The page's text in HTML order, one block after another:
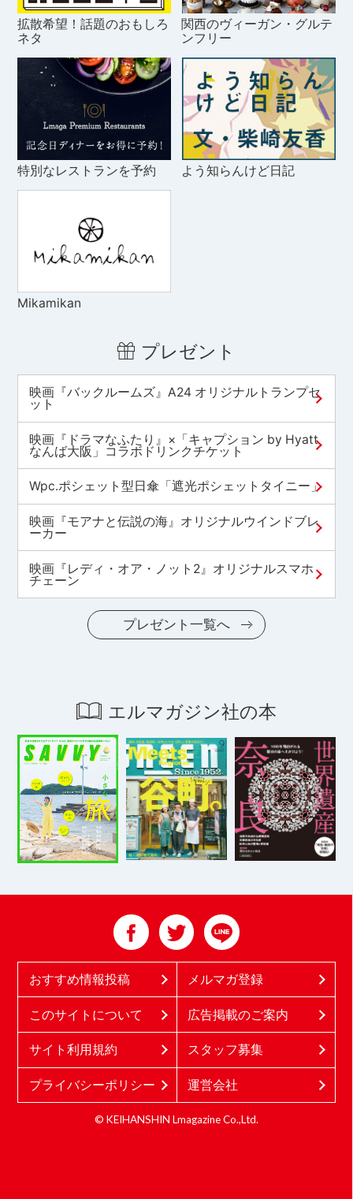
拡散希望！話題のおもしろ
ネタ
関西のヴィーガン・グルテ
ンフリー
特別なレストランを予約 よう知らんけど日記
Mikamikan
プレゼント
映画『バックルームズ』A24 オリジナルトランプセ
ット
映画『ドラマなふたり』×「キャプション by Hyatt
なんば大阪」コラボドリンクチケット
Wpc.ポシェット型日傘「遮光ポシェットタイニー」
映画『モアナと伝説の海』オリジナルウインドブレ
ーカー
映画『レディ・オア・ノット2』オリジナルスマホ
チェーン
プレゼント一覧へ
エルマガジン社の本
おすすめ情報投稿 メルマガ登録
このサイトについて 広告掲載のご案内
サイト利用規約 スタッフ募集
プライバシーポリシー 運営会社
© KEIHANSHIN Lmagazine Co.,Ltd.